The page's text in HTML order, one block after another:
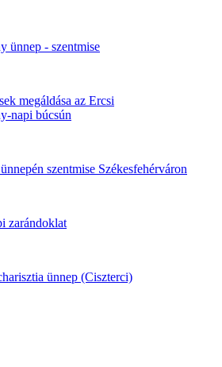
ünnep - szentmise
megáldása az Ercsi
napi búcsún
szentmise Székesfehérváron
zarándoklat
ünnep (Ciszterci)